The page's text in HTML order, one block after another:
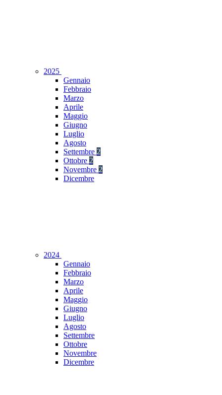
2025
Gennaio
Febbraio
Marzo
Aprile
Maggio
Giugno
Luglio
Agosto
Settembre 2
Ottobre 2
Novembre 2
Dicembre
2024
Gennaio
Febbraio
Marzo
Aprile
Maggio
Giugno
Luglio
Agosto
Settembre
Ottobre
Novembre
Dicembre